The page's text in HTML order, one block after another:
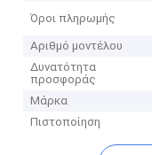
Όροι πληρωμής
Αριθμό μοντέλου
Δυνατότητα
προσφοράς
Μάρκα
Πιστοποίηση